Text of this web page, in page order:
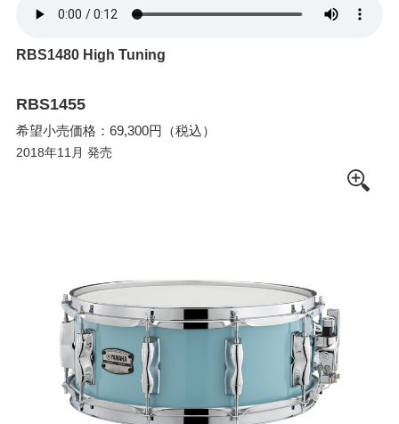
RBS1480 High Tuning
RBS1455
希望小売価格：69,300円（税込）
2018年11月 発売